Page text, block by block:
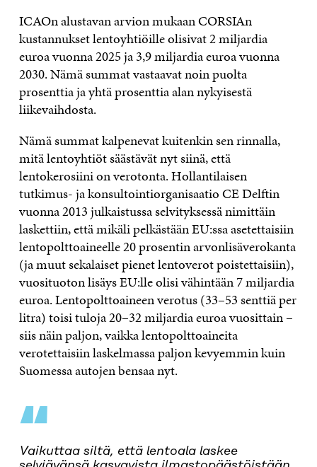
ICAOn alustavan arvion mukaan CORSIAn
kustannukset lentoyhtiöille olisivat 2 miljardia
euroa vuonna 2025 ja 3,9 miljardia euroa vuonna
2030. Nämä summat vastaavat noin puolta
prosenttia ja yhtä prosenttia alan nykyisestä
liikevaihdosta.
Nämä summat kalpenevat kuitenkin sen rinnalla,
mitä lentoyhtiöt säästävät nyt siinä, että
lentokerosiini on verotonta. Hollantilaisen
tutkimus- ja konsultointiorganisaatio CE Delftin
vuonna 2013 julkaistussa selvityksessä nimittäin
laskettiin, että mikäli pelkästään EU:ssa asetettaisiin
lentopolttoaineelle 20 prosentin arvonlisäverokanta
(ja muut sekalaiset pienet lentoverot poistettaisiin),
vuosituoton lisäys EU:lle olisi vähintään 7 miljardia
euroa. Lentopolttoaineen verotus (33–53 senttiä per
litra) toisi tuloja 20–32 miljardia euroa vuosittain –
siis näin paljon, vaikka lentopolttoaineita
verotettaisiin laskelmassa paljon kevyemmin kuin
Suomessa autojen bensaa nyt.
“
Vaikuttaa siltä, että lentoala laskee